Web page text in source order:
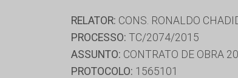
RELATOR: CONS. RONALDO
PROCESSO: TC/2074/2015
ASSUNTO: CONTRATO DE OBRA
PROTOCOLO: 1565101